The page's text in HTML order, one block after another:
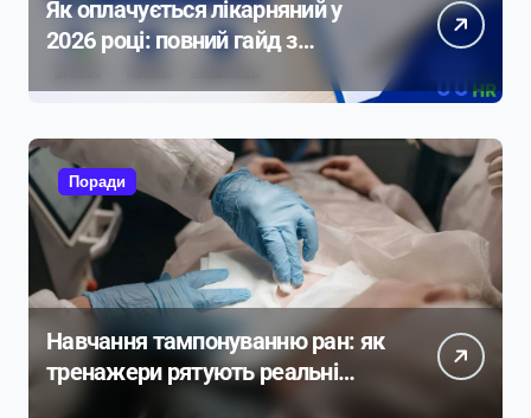
Як оплачується лікарняний у
2026 році: повний гайд з
Поради
Навчання тампонуванню ран: як
тренажери рятують реальні
життя